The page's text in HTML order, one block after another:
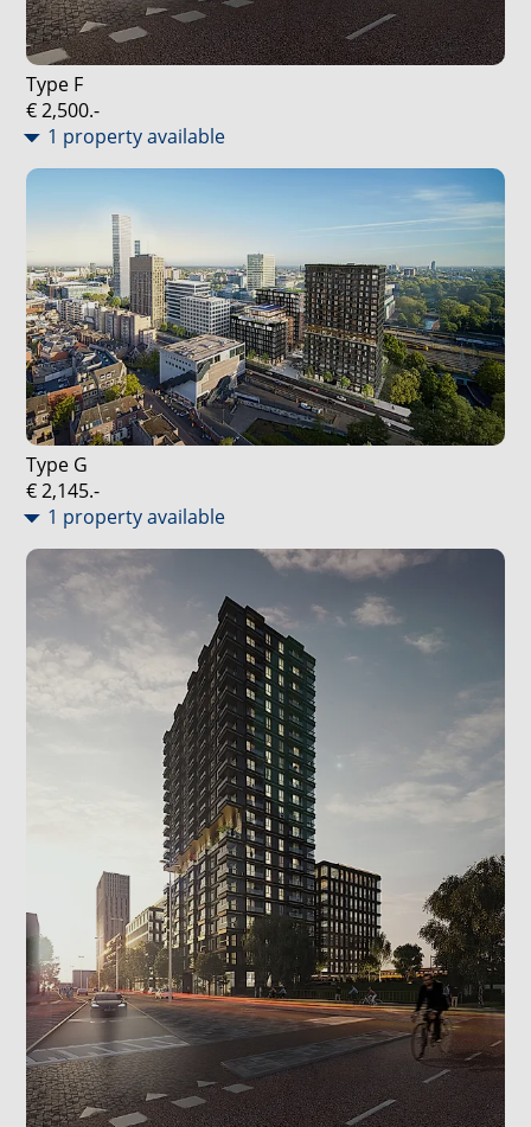
Type F
€ 2,500.-
1 property available
Type G
€ 2,145.-
1 property available